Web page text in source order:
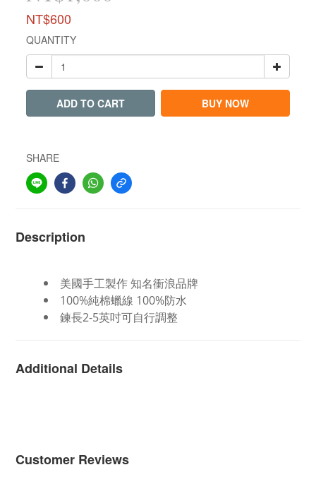
NT$600
QUANTITY
ADD TO CART BUY NOW
SHARE
Description
美國手工製作 知名衝浪品牌
100%純棉蠟線 100%防水
鍊長2-5英吋可自行調整
Additional Details
Customer Reviews